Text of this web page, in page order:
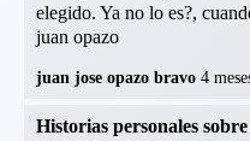
elegido. Ya no lo es?,
juan opazo
juan jose opazo bravo 4
Historias personales